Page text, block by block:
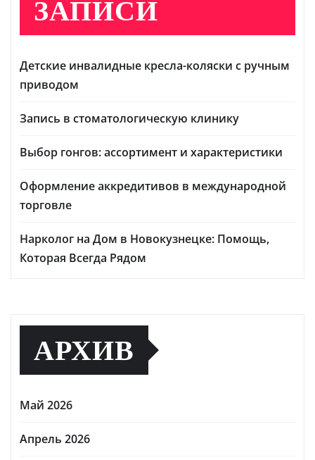
Детские инвалидные кресла-коляски с ручным
приводом
Запись в стоматологическую клинику
Выбор гонгов: ассортимент и характеристики
Оформление аккредитивов в международной
торговле
Нарколог на Дом в Новокузнецке: Помощь,
Которая Всегда Рядом
АРХИВ
Май 2026
Апрель 2026